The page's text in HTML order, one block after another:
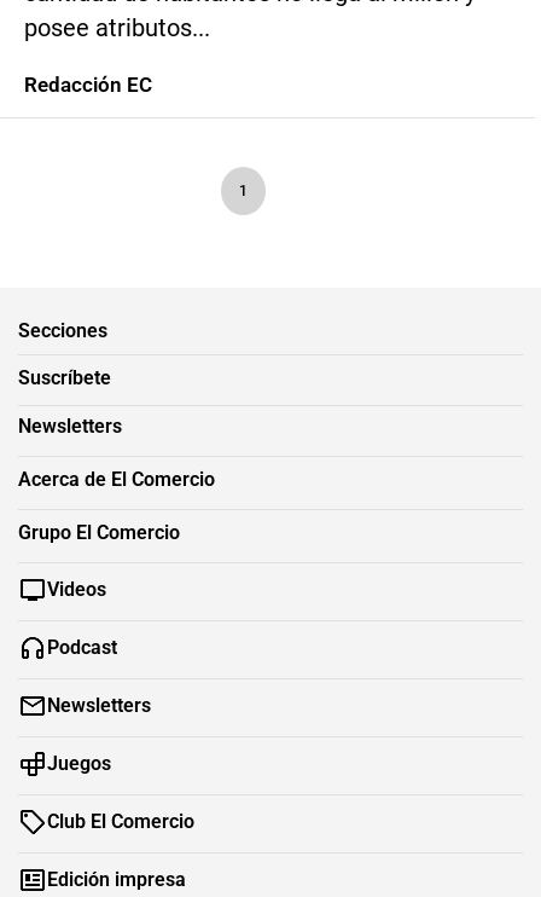
posee atributos...
Redacción EC
1
Secciones
Suscríbete
Newsletters
Acerca de El Comercio
Grupo El Comercio
Videos
Podcast
Newsletters
Juegos
Club El Comercio
Edición impresa